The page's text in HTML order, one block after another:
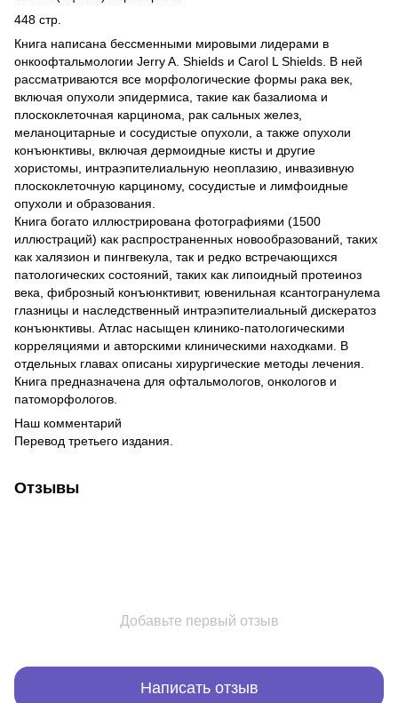
448 стр.
Книга написана бессменными мировыми лидерами в
онкоофтальмологии Jerry A. Shields и Carol L Shields. В ней
рассматриваются все морфологические формы рака век,
включая опухоли эпидермиса, такие как базалиома и
плоскоклеточная карцинома, рак сальных желез,
меланоцитарные и сосудистые опухоли, а также опухоли
конъюнктивы, включая дермоидные кисты и другие
хористомы, интраэпителиальную неоплазию, инвазивную
плоскоклеточную карциному, сосудистые и лимфоидные
опухоли и образования.
Книга богато иллюстрирована фотографиями (1500
иллюстраций) как распространенных новообразований, таких
как халязион и пингвекула, так и редко встречающихся
патологических состояний, таких как липоидный протеиноз
века, фиброзный конъюнктивит, ювенильная ксантогранулема
глазницы и наследственный интраэпителиальный дискератоз
конъюнктивы. Атлас насыщен клинико-патологическими
корреляциями и авторскими клиническими находками. В
отдельных главах описаны хирургические методы лечения.
Книга предназначена для офтальмологов, онкологов и
патоморфологов.
Наш комментарий
Перевод третьего издания.
Отзывы
Добавьте первый отзыв
Написать отзыв